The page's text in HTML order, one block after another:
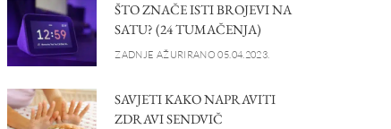
ŠTO ZNAČE ISTI BROJEVI NA
SATU? (24 TUMAČENJA)
ZADNJE AŽURIRANO 05.04.2023.
SAVJETI KAKO NAPRAVITI
ZDRAVI SENDVIČ